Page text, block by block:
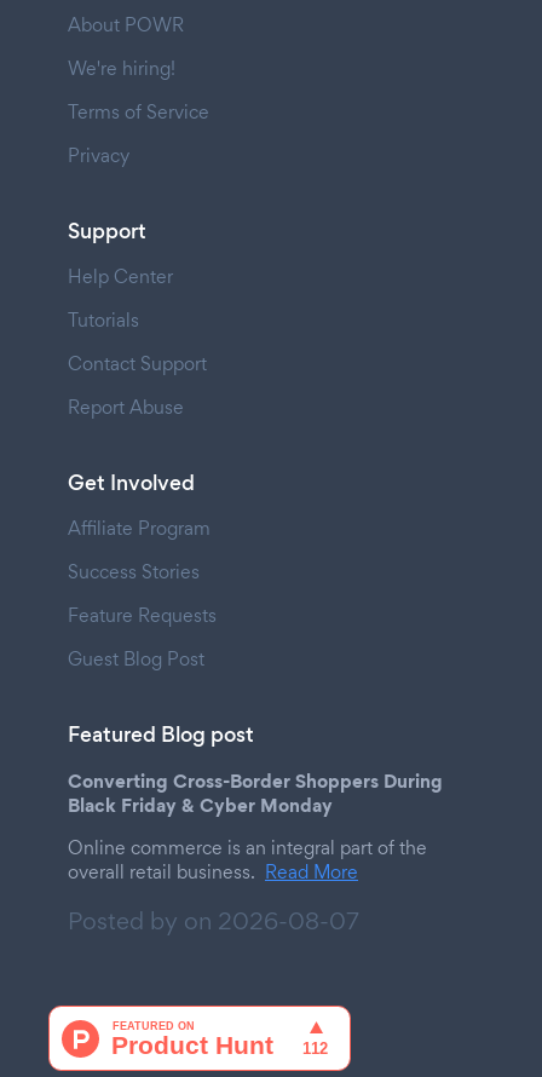
About POWR
We're hiring!
Terms of Service
Privacy
Support
Help Center
Tutorials
Contact Support
Report Abuse
Get Involved
Affiliate Program
Success Stories
Feature Requests
Guest Blog Post
Featured Blog post
Converting Cross-Border Shoppers During
Black Friday & Cyber Monday
Online commerce is an integral part of the
overall retail business. Read More
Posted by on 2026-08-07